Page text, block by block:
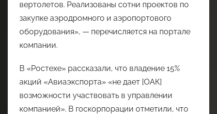
вертолетов. Реализованы сотни проектов по
закупке аэродромного и аэропортового
оборудования», — перечисляется на портале
компании.
В «Ростехе» рассказали, что владение 15%
акций «Авиаэкспорта» «не дает [ОАК]
возможности участвовать в управлении
компанией». В госкорпорации отметили, что